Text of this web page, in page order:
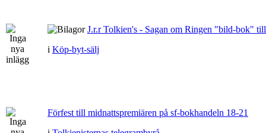
J.r.r Tolkien's - Sagan om Ringen "bild-bok"
i Köp-byt-sälj
Förfest till midnattspremiären på sf-bokhandeln 18-21